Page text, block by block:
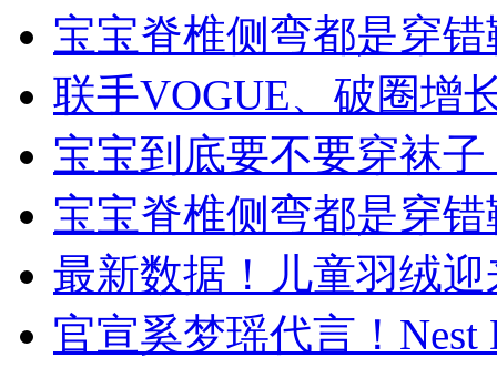
宝宝脊椎侧弯都是穿
联手VOGUE、破圈增
宝宝到底要不要穿袜
宝宝脊椎侧弯都是穿
最新数据！儿童羽绒
官宣奚梦瑶代言！Nest